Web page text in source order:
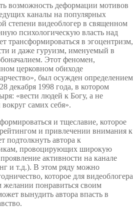
возможность деформации мотивов
каналы на популярных
степени видеоблогер в священном
психологическую власть над
трансформироваться в эгоцентризм,
и даже гуруизм, именуемый в
Этот феномен,
церковном обиходе
был осужден определением
декабря 1998 года, в котором
«вести людей к Богу, а не
самих себя».
и тщеславие, которое
и привлечении внимания к
подтолкнуть автора к
провоцирующих широкую
активности на канале
и т.д.). В этом ряду можно
которое для видеоблогера
желании понравиться своим
вынудить автора впасть в